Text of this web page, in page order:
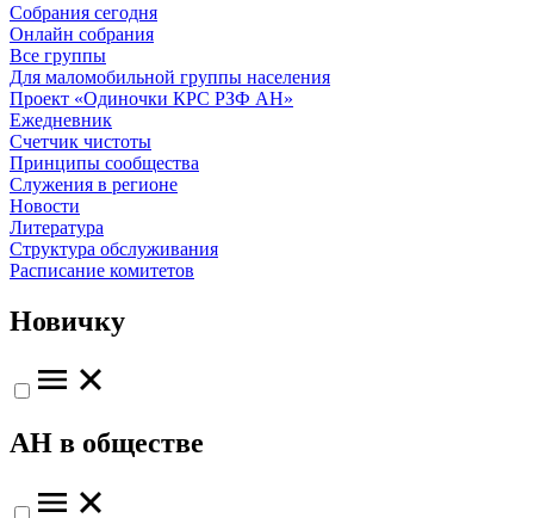
Собрания сегодня
Онлайн собрания
Все группы
Для маломобильной группы населения
Проект «Одиночки КРС РЗФ АН»
Ежедневник
Счетчик чистоты
Принципы сообщества
Служения в регионе
Новости
Литература
Структура обслуживания
Расписание комитетов
Новичку
АН в обществе